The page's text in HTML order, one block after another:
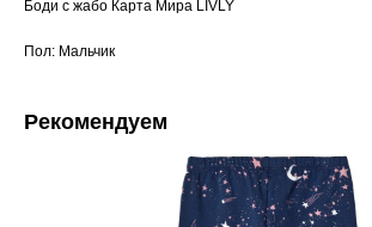
Боди с жабо Карта Мира LIVLY
Пол: Мальчик
Рекомендуем